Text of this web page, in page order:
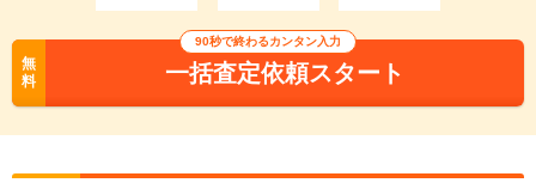
無
料
90秒で終わるカンタン入力
一括査定依頼スタート